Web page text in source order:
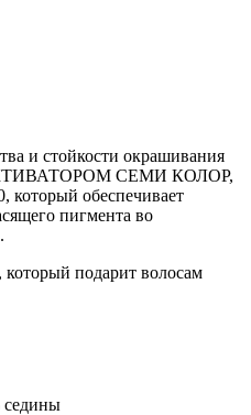
и стойкости окрашивания
СЕМИ КОЛОР,
который обеспечивает
пигмента во
подарит волосам
седины